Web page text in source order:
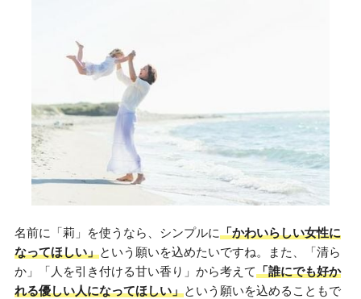
名前に「莉」を使うなら、シンプルに「かわいらしい女性に
なってほしい」という願いを込めたいですね。また、「清ら
か」「人を引き付ける甘い香り」から考えて「誰にでも好か
れる優しい人になってほしい」という願いを込めることもで